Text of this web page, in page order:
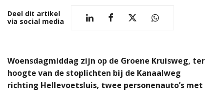
Deel dit artikel
via social media
Woensdagmiddag zijn op de Groene Kruisweg, ter
hoogte van de stoplichten bij de Kanaalweg
richting Hellevoetsluis, twee personenauto’s met